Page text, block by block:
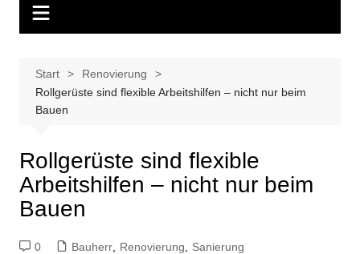
Start
Renovierung
Rollgerüste sind flexible Arbeitshilfen – nicht nur beim
Bauen
Rollgerüste sind flexible
Arbeitshilfen – nicht nur beim
Bauen
0 Bauherr, Renovierung Sanierung